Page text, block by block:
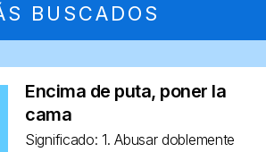
BUSCADOS
Encima de puta, poner la
cama
Significado: 1. Abusar doblemente